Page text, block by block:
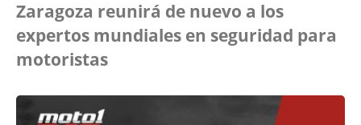
Zaragoza reunirá de nuevo a los
expertos mundiales en seguridad para
motoristas